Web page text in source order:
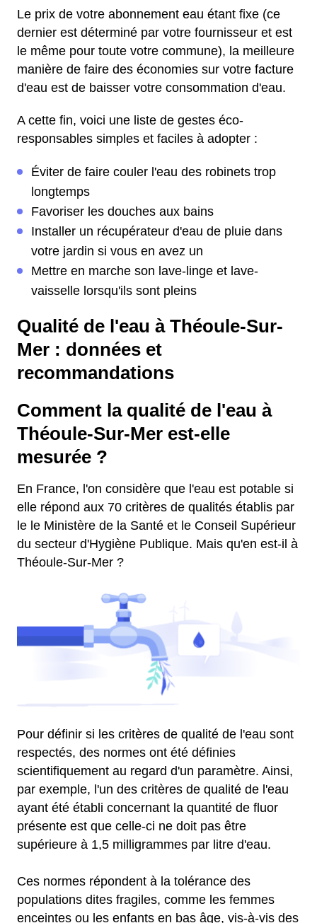
Le prix de votre abonnement eau étant fixe (ce
dernier est déterminé par votre fournisseur et est
le même pour toute votre commune), la meilleure
manière de faire des économies sur votre facture
d'eau est de baisser votre consommation d'eau.
A cette fin, voici une liste de gestes éco-
responsables simples et faciles à adopter :
Éviter de faire couler l'eau des robinets trop
longtemps
Favoriser les douches aux bains
Installer un récupérateur d'eau de pluie dans
votre jardin si vous en avez un
Mettre en marche son lave-linge et lave-
vaisselle lorsqu'ils sont pleins
Qualité de l'eau à Théoule-Sur-
Mer : données et
recommandations
Comment la qualité de l'eau à
Théoule-Sur-Mer est-elle
mesurée ?
En France, l'on considère que l'eau est potable si
elle répond aux 70 critères de qualités établis par
le le Ministère de la Santé et le Conseil Supérieur
du secteur d'Hygiène Publique. Mais qu'en est-il à
Théoule-Sur-Mer ?
Pour définir si les critères de qualité de l'eau sont
respectés, des normes ont été définies
scientifiquement au regard d'un paramètre. Ainsi,
par exemple, l'un des critères de qualité de l'eau
ayant été établi concernant la quantité de fluor
présente est que celle-ci ne doit pas être
supérieure à 1,5 milligrammes par litre d'eau.
Ces normes répondent à la tolérance des
populations dites fragiles, comme les femmes
enceintes ou les enfants en bas âge, vis-à-vis des